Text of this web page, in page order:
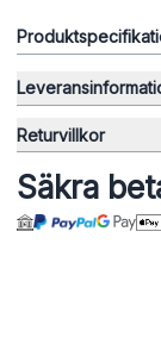
Returvillkor
Säkra